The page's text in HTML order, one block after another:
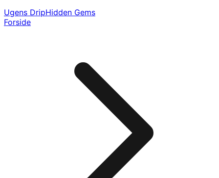
Ugens DripHidden Gems
Forside